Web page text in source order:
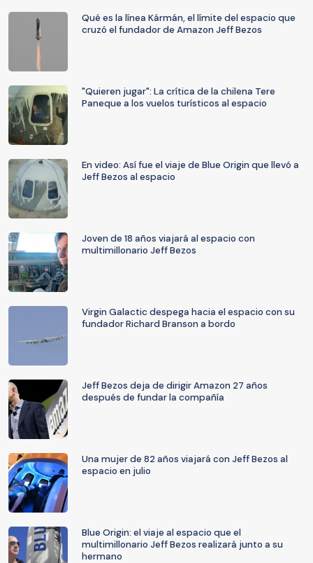
Qué es la línea Kármán, el límite del espacio que
cruzó el fundador de Amazon Jeff Bezos
"Quieren jugar": La crítica de la chilena Tere
Paneque a los vuelos turísticos al espacio
En video: Así fue el viaje de Blue Origin que llevó a
Jeff Bezos al espacio
Joven de 18 años viajará al espacio con
multimillonario Jeff Bezos
Virgin Galactic despega hacia el espacio con su
fundador Richard Branson a bordo
Jeff Bezos deja de dirigir Amazon 27 años
después de fundar la compañía
Una mujer de 82 años viajará con Jeff Bezos al
espacio en julio
Blue Origin: el viaje al espacio que el
multimillonario Jeff Bezos realizará junto a su
hermano